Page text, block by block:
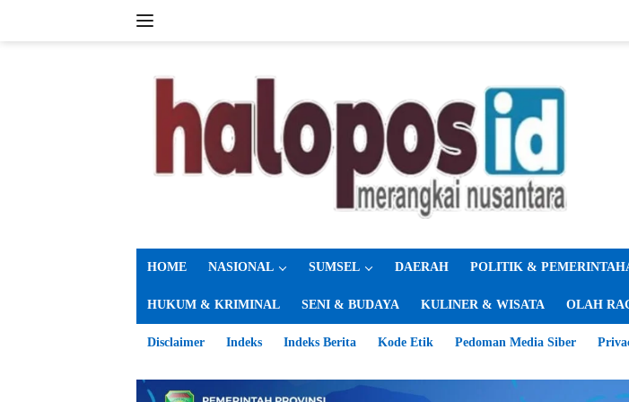
HOME NASIONAL SUMSEL DAERAH POLITIK &
HUKUM & KRIMINAL SENI & BUDAYA KULINER & WISATA OLAH
Disclaimer Indeks Indeks Berita Kode Etik Pedoman Media Siber